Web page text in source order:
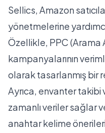
Sellics, Amazon
yönetmelerine
Özellikle, PPC (Arama
kampanyalarının
olarak tasarlanmış bir
Ayrıca, envanter takibi
zamanlı veriler sağlar
anahtar kelime